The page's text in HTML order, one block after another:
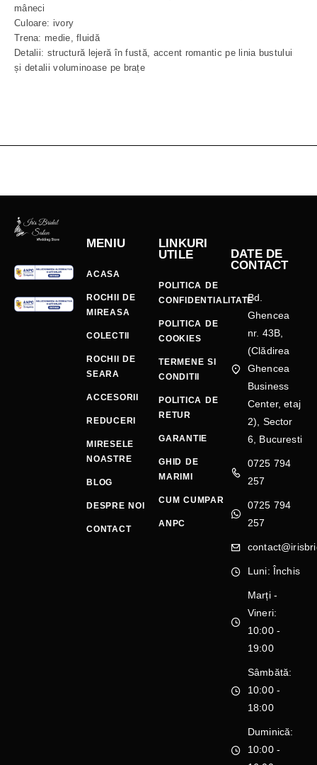
mâneci
Culoare: ivory
Trena: medie, fluidă
Detalii: structură lejeră în fustă, accent romantic pe linia bustului
și detalii voluminoase pe brațe
MENIU
ACASA
ROCHII DE
MIREASA
COLECTII
ROCHII DE
SEARA
ACCESORII
REDUCERI
MIRESELE
NOASTRE
BLOG
DESPRE NOI
CONTACT
LINKURI
UTILE
POLITICA DE
CONFIDENTIALITATE
POLITICA DE
COOKIES
TERMENE SI
CONDITII
POLITICA DE
RETUR
GARANTIE
GHID DE
MARIMI
CUM CUMPAR
ANPC
DATE DE
CONTACT
Bd.
Ghencea
nr. 43B,
(Clădirea
Ghencea
Business
Center, etaj
2), Sector
6, Bucuresti
0725 794
257
0725 794
257
Luni: Închis
Marți -
Vineri:
10:00 -
19:00
Sâmbătă:
10:00 -
18:00
Duminică:
10:00 -